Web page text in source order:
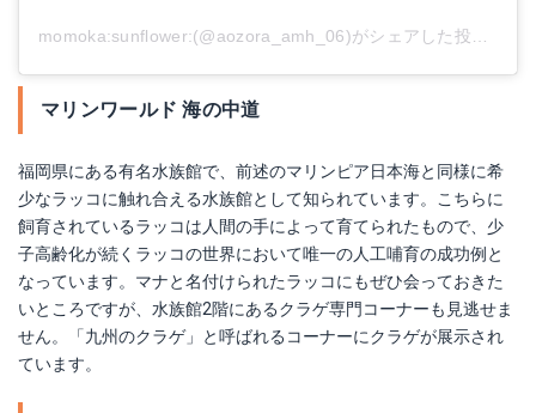
マリンワールド 海の中道
福岡県にある有名水族館で、前述のマリンピア日本海と同様に希
少なラッコに触れ合える水族館として知られています。こちらに
飼育されているラッコは人間の手によって育てられたもので、少
子高齢化が続くラッコの世界において唯一の人工哺育の成功例と
なっています。マナと名付けられたラッコにもぜひ会っておきた
いところですが、水族館2階にあるクラゲ専門コーナーも見逃せま
せん。「九州のクラゲ」と呼ばれるコーナーにクラゲが展示され
ています。